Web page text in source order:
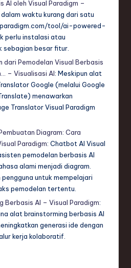
AI oleh Visual Paradigm –
dalam waktu kurang dari satu
tool/ai-powered-
perlu instalasi atau
sebagian besar fitur.
dari Pemodelan Visual Berbasis
– Visualisasi AI: Meskipun alat
Google (melalui Google
menawarkan
Translator Visual Paradigm
Diagram: Cara
Paradigm: Chatbot AI Visual
pemodelan berbasis AI
alami menjadi diagram.
pengguna untuk mempelajari
pemodelan tertentu.
Berbasis AI – Visual Paradigm:
alat brainstorming berbasis AI
generasi ide dengan
kerja kolaboratif.